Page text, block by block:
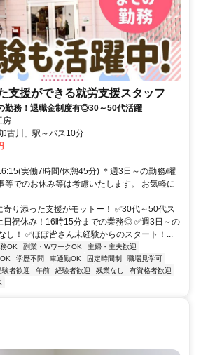
支援ができる就労支援スタッフ
勤務！退職金制度有◎30～50代活躍
房
古川」駅～バス10分
実働7時間/休憩45分) ＊週3日～の勤務/曜
でのお休み等は考慮いたします。 お気軽に
寄り添った支援がモットー！ ✅30代～50代ス
日祝休み！16時15分までの業務◎ ✅週3日～の
し！ ✅ほぼ皆さん未経験からのスタート！...
OK 副業・WワークOK
主婦・主夫歓迎
学歴不問 車通勤OK 固定時間制
職場見学可
験者歓迎 午前 経験者歓迎 残業なし
有資格者歓迎